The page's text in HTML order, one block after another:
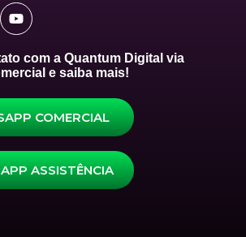
Y
o
u
t
u
b
e
com a Quantum Digital via
e saiba mais!
COMERCIAL
ASSISTÊNCIA